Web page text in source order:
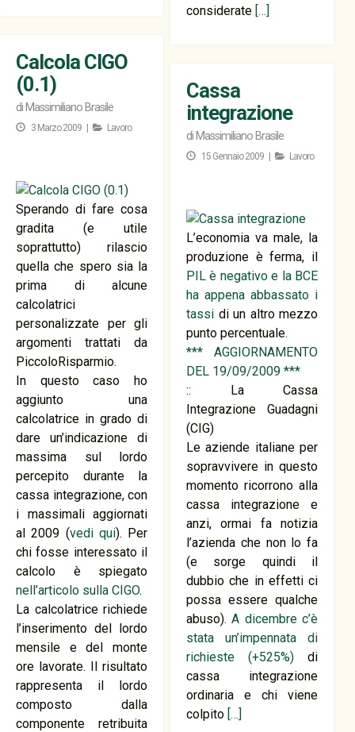
considerate […]
Calcola CIGO
(0.1)
di Massimiliano Brasile
3 Marzo 2009 | Lavoro
Sperando di fare cosa
gradita (e utile
soprattutto) rilascio
quella che spero sia la
prima di alcune
calcolatrici
personalizzate per gli
argomenti trattati da
PiccoloRisparmio.
In questo caso ho
aggiunto una
calcolatrice in grado di
dare un’indicazione di
massima sul lordo
percepito durante la
cassa integrazione, con
i massimali aggiornati
al 2009 (vedi qui). Per
chi fosse interessato il
calcolo è spiegato
nell’articolo sulla CIGO.
La calcolatrice richiede
l’inserimento del lordo
mensile e del monte
ore lavorate. Il risultato
rappresenta il lordo
composto dalla
componente retribuita
Cassa
integrazione
di Massimiliano Brasile
15 Gennaio 2009 | Lavoro
L’economia va male, la
produzione è ferma, il
PIL è negativo e la BCE
ha appena abbassato i
tassi di un altro mezzo
punto percentuale.
*** AGGIORNAMENTO
DEL 19/09/2009 ***
:: La Cassa
Integrazione Guadagni
(CIG)
Le aziende italiane per
sopravvivere in questo
momento ricorrono alla
cassa integrazione e
anzi, ormai fa notizia
l’azienda che non lo fa
(e sorge quindi il
dubbio che in effetti ci
possa essere qualche
abuso).A dicembre c’è
stata un’impennata di
richieste (+525%) di
cassa integrazione
ordinaria e chi viene
colpito […]